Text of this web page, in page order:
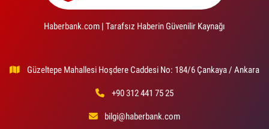
Haberbank.com | Tarafsız Haberin Güvenilir Kaynağı
Güzeltepe Mahallesi Hoşdere Caddesi No: 184/6 Çankaya / Ankara
+90 312 441 75 25
bilgi@haberbank.com